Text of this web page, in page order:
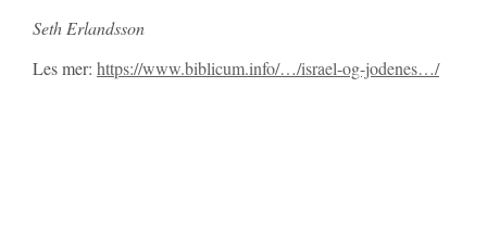
Seth Erlandsson
Les mer: https://www.biblicum.info/…/israel-og-jodenes…/